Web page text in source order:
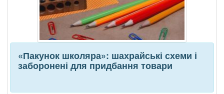
«Пакунок школяра»: шахрайські схеми і
заборонені для придбання товари